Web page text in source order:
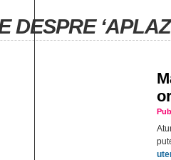
DESPRE